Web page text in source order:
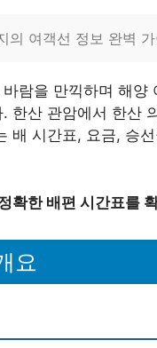
의 여객선 정보 완벽
람을 만끽하며 해
한산 관암에서 한산
배 시간표, 요금, 승
확한 배편 시간표를
요